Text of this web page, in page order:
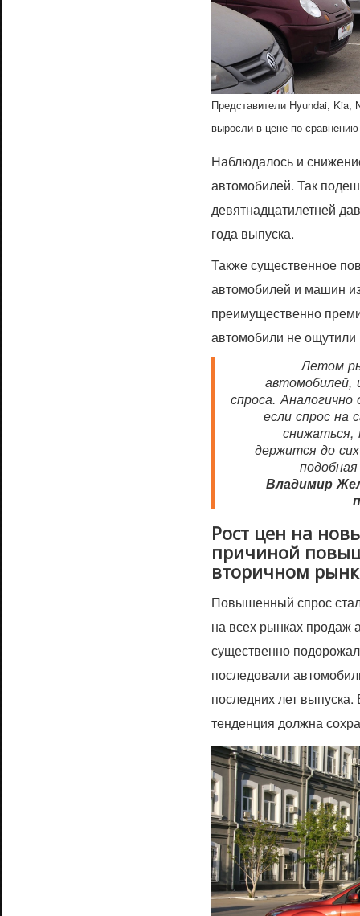
Представители Hyundai, Kia,
выросли в цене по
Наблюдалось и
автомобилей. Так
девятнадцатилетней
года выпуска.
Также существенное
автомобилей и машин
преимущественно
автомобили не
Летом
автомобилей,
спроса.
если спрос на
держится до
Владимир
Рост цен на
причиной
вторичном
Повышенный спрос
на всех рынках
существенно
последовали
последних лет
тенденция должна